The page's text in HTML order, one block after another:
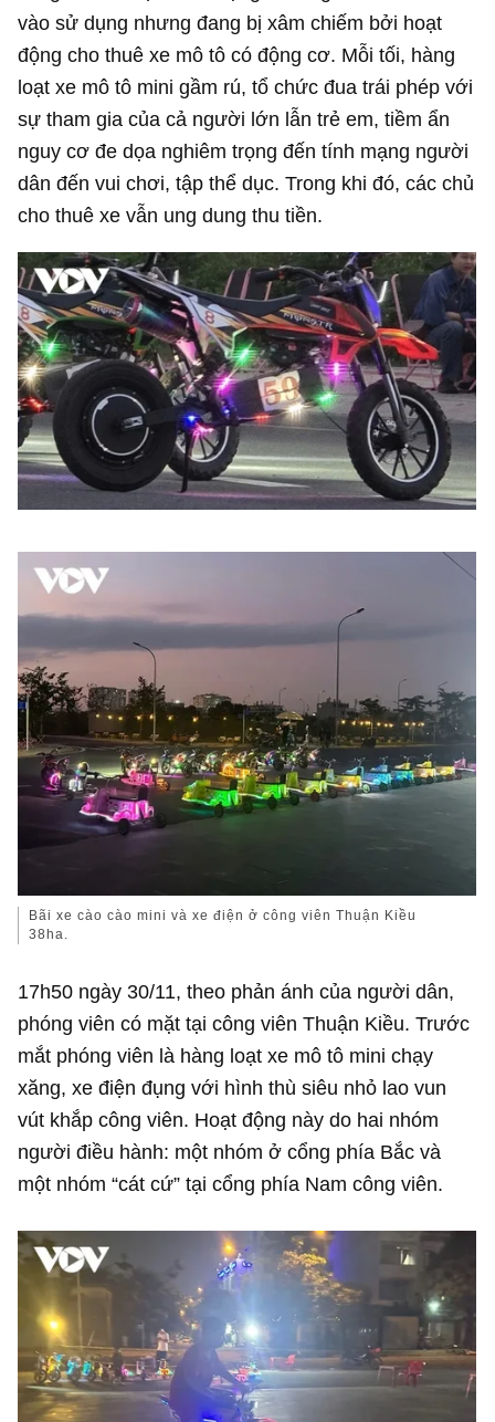
vào sử dụng nhưng đang bị xâm chiếm bởi hoạt
động cho thuê xe mô tô có động cơ. Mỗi tối, hàng
loạt xe mô tô mini gầm rú, tổ chức đua trái phép với
sự tham gia của cả người lớn lẫn trẻ em, tiềm ẩn
nguy cơ đe dọa nghiêm trọng đến tính mạng người
dân đến vui chơi, tập thể dục. Trong khi đó, các chủ
cho thuê xe vẫn ung dung thu tiền.
Bãi xe cào cào mini và xe điện ở công viên Thuận Kiều
38ha.
17h50 ngày 30/11, theo phản ánh của người dân,
phóng viên có mặt tại công viên Thuận Kiều. Trước
mắt phóng viên là hàng loạt xe mô tô mini chạy
xăng, xe điện đụng với hình thù siêu nhỏ lao vun
vút khắp công viên. Hoạt động này do hai nhóm
người điều hành: một nhóm ở cổng phía Bắc và
một nhóm “cát cứ” tại cổng phía Nam công viên.